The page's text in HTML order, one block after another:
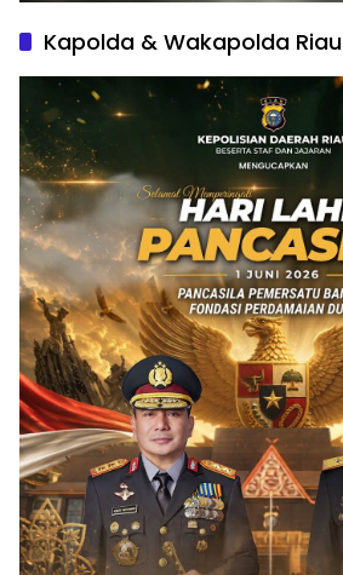
Kapolda & Wakapolda Riau